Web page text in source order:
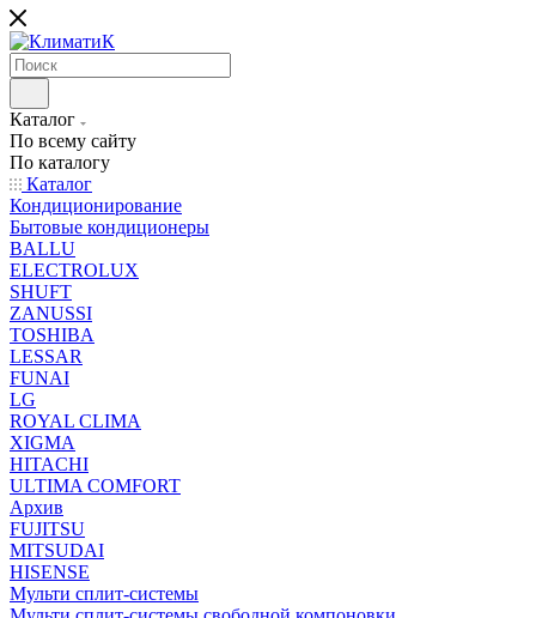
Каталог
По всему сайту
По каталогу
Каталог
Кондиционирование
Бытовые кондиционеры
BALLU
ELECTROLUX
SHUFT
ZANUSSI
TOSHIBA
LESSAR
FUNAI
LG
ROYAL CLIMA
XIGMA
HITACHI
ULTIMA COMFORT
Архив
FUJITSU
MITSUDAI
HISENSE
Мульти сплит-системы